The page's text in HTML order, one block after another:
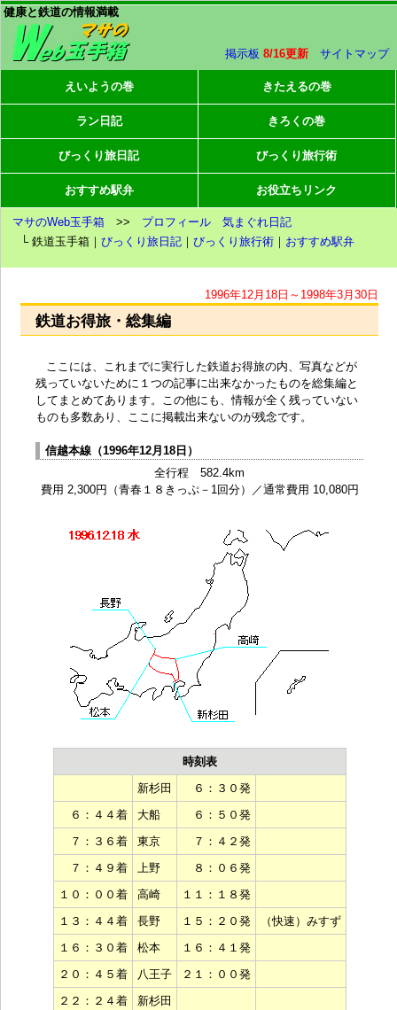
健康と鉄道の情報満載
掲示板 8/16更新 サイトマップ
えいようの巻 きたえるの巻
ラン日記 きろくの巻
びっくり旅日記 びっくり旅行術
おすすめ駅弁 お役立ちリンク
マサのWeb玉手箱 >> プロフィール
気まぐれ日記
└ 鉄道玉手箱｜びっくり旅日記 ｜びっくり旅行術 ｜ おすすめ駅弁
1996年12月18日～1998年3月30日
鉄道お得旅・総集編
ここには、これまでに実行した鉄道お得旅の内、写真などが
残っていないために１つの記事に出来なかったものを総集編と
してまとめてあります。この他にも、情報が全く残っていない
ものも多数あり、ここに掲載出来ないのが残念です。
信越本線（1996年12月18日）
全行程 582.4km
費用 2,300円（青春１８きっぷ－1回分）／通常費用 10,080円
時刻表
新杉田
６：３０発
６：４４着
大船
６：５０発
７：３６着
東京
７：４２発
７：４９着
上野
８：０６発
１０：００着
高崎
１１：１８発
１３：４４着
長野 １５：２０発
（快速）みすず
１６：３０着
松本
１６：４１発
２０：４５着
八王子
２１：００発
２２：２４着
新杉田